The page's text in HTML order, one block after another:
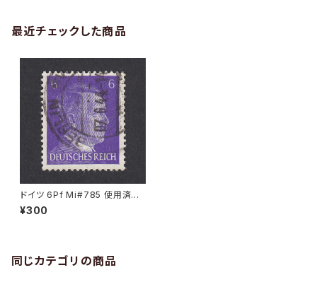
最近チェックした商品
ドイツ 6Pf Mi#785 使用済み
切手｜BERLIN 7.6.1944
¥300
同じカテゴリの商品